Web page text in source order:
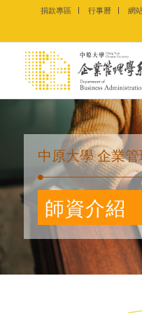
捐款專區 行事曆 網
中原大學 企業
師資介紹